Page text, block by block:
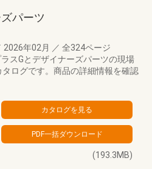
パーツ
2026年02月 ／ 全324ページ
スGとデザイナーズパーツの現場
ログです。商品の詳細情報を確認
(193.3MB)